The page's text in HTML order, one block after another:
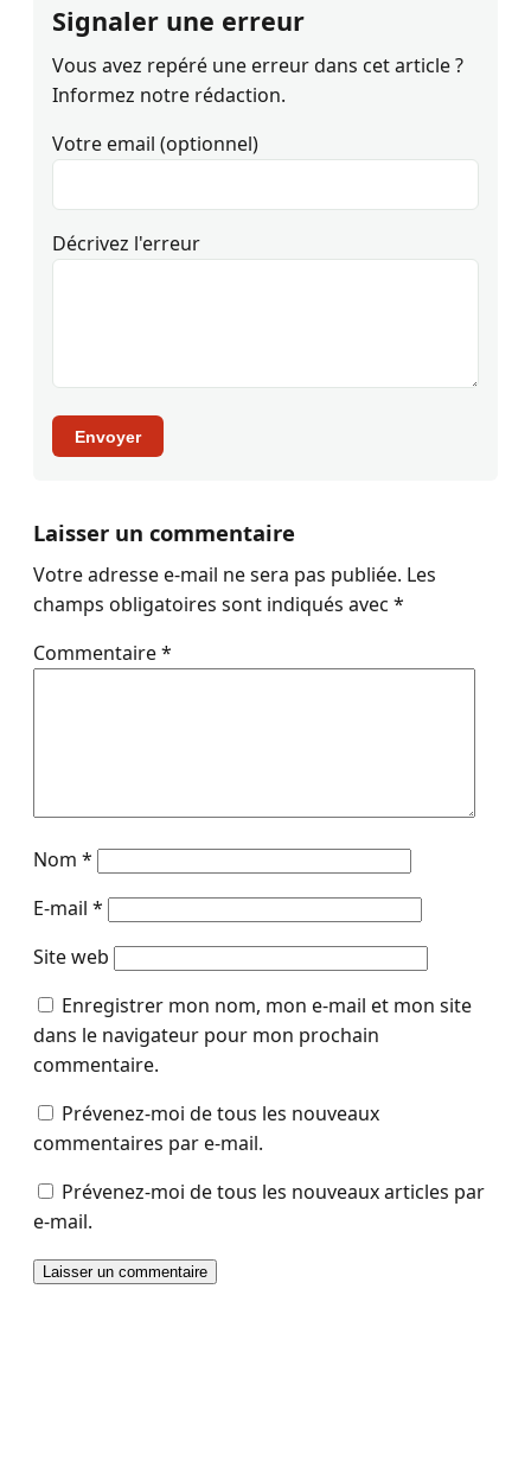
Signaler une erreur
Vous avez repéré une erreur dans cet article ?
Informez notre rédaction.
Votre email (optionnel)
Décrivez l'erreur
Envoyer
Laisser un commentaire
Votre adresse e-mail ne sera pas publiée. Les
champs obligatoires sont indiqués avec *
Commentaire*
Nom *
E-mail *
Site web
Enregistrer mon nom, mon e-mail et mon site
dans le navigateur pour mon prochain
commentaire.
Prévenez-moi de tous les nouveaux
commentaires par e-mail.
Prévenez-moi de tous les nouveaux articles par
e-mail.